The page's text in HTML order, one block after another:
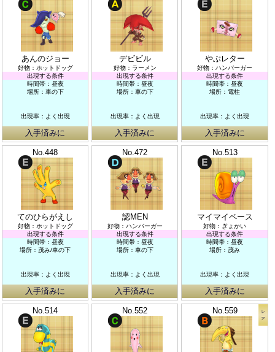
あんのジョー
好物：ホットドッグ
出現する条件
時間帯：昼夜
場所：車の下
出現率：よく出現
入手済みに
デビビル
好物：ラーメン
出現する条件
時間帯：昼夜
場所：車の下
出現率：よく出現
入手済みに
やぶレター
好物：ハンバーガー
出現する条件
時間帯：昼夜
場所：電柱
出現率：よく出現
入手済みに
No.448
てのひらがえし
好物：ホットドッグ
出現する条件
時間帯：昼夜
場所：茂み/車の下
出現率：よく出現
入手済みに
No.472
認MEN
好物：ハンバーガー
出現する条件
時間帯：昼夜
場所：車の下
出現率：よく出現
入手済みに
No.513
マイマイペース
好物：ぎょかい
出現する条件
時間帯：昼夜
場所：茂み
出現率：よく出現
入手済みに
No.514 No.552 No.559